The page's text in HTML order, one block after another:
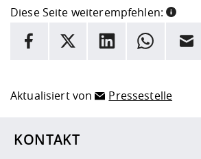
Diese Seite weiterempfehlen:
INFORMATION
Facebook
X LinkedInWhatsappE-Mail
Aktualisiert von Pressestelle
KONTAKT